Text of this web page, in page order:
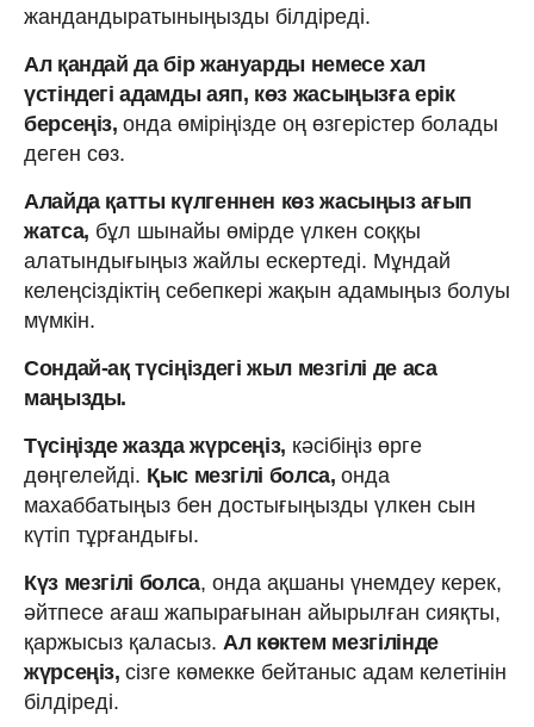
жандандыратыныңызды білдіреді.
Ал қандай да бір жануарды немесе хал
үстіндегі адамды аяп, көз жасыңызға ерік
берсеңіз,онда өміріңізде оң өзгерістер болады
деген сөз.
Алайда қатты күлгеннен көз жасыңыз ағып
жатса, бұл шынайы өмірде үлкен соққы
алатындығыңыз жайлы ескертеді. Мұндай
келеңсіздіктің себепкері жақын адамыңыз болуы
мүмкін.
Сондай-ақ түсіңіздегі жыл мезгілі де аса
маңызды.
Түсіңізде жазда жүрсеңіз, кәсібіңіз өрге
дөңгелейді. Қыс мезгілі болса,онда
махаббатыңыз бен достығыңызды үлкен сын
күтіп тұрғандығы.
Күз мезгілі болса, онда ақшаны үнемдеу керек,
әйтпесе ағаш жапырағынан айырылған сияқты,
қаржысыз қаласыз. Ал көктем мезгілінде
жүрсеңіз,сізге көмекке бейтаныс адам келетінін
білдіреді.